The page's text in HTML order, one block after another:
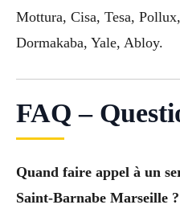
Mottura, Cisa, Tesa,
Dormakaba, Yale, Abloy.
FAQ –
Quand faire appel à un
Saint-Barnabe Marseille ?